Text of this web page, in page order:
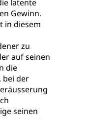
latente
Gewinn.
in diesem
zu
auf seinen
die
bei der
seinen